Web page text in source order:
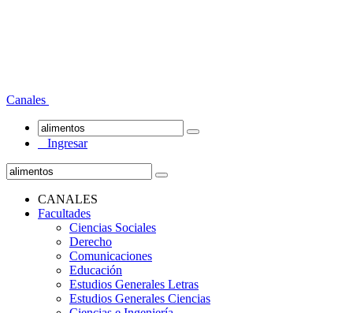
Canales
Ingresar
CANALES
Facultades
Ciencias Sociales
Derecho
Comunicaciones
Educación
Estudios Generales Letras
Estudios Generales Ciencias